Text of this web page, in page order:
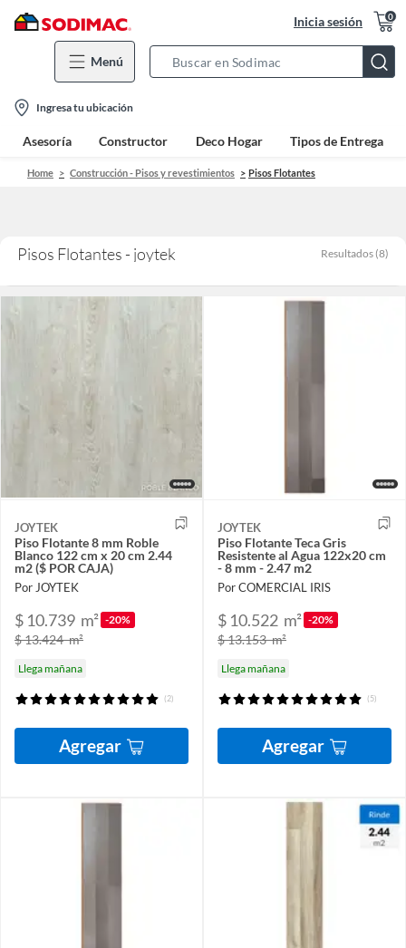
Inicia sesión 0
Menú
Bar
location-
icon
Ingresa tu ubicación
Asesoría Constructor Deco Hogar Tipos de Entrega
Home Construcción - Pisos y revestimientos Pisos Flotantes
Pisos Flotantes - joytek Resultados (8)
JOYTEK
Piso Flotante 8 mm Roble
Blanco 122 cm x 20 cm 2.44
m2 ($ POR CAJA)
Por JOYTEK
$ 10.739 m² -20%
$ 13.424m²
Llega mañana
(2)
Agregar
JOYTEK
Piso Flotante Teca Gris
Resistente al Agua 122x20 cm
- 8 mm - 2.47 m2
Por COMERCIAL IRIS
$ 10.522 m² -20%
$ 13.153m²
Llega mañana
(5)
Agregar